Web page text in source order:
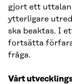
gjort ett
ytterligare
ska beaktas. I
fortsätta
fråga.
Vårt